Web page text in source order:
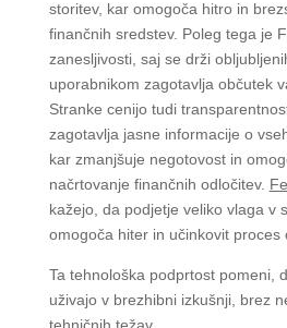
storitev, kar omogoča hitro in
finančnih sredstev. Poleg tega je
zanesljivosti, saj se drži
uporabnikom zagotavlja občutek
Stranke cenijo tudi
zagotavlja jasne informacije o
kar zmanjšuje negotovost in
načrtovanje finančnih odločitev.
kažejo, da podjetje veliko vlaga v
omogoča hiter in učinkovit proces
Ta tehnološka podprtost pomeni,
uživajo v brezhibni izkušnji, brez
tehničnih težav.